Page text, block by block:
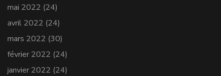
mai 2022 (24)
avril 2022 (24)
mars 2022 (30)
février 2022 (24)
janvier 2022 (24)